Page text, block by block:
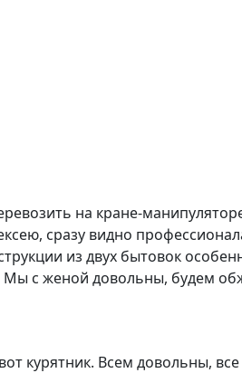
на кране-
сразу видно
из двух бытовок
Мы с женой довольны, будем
курятник. Всем довольны,